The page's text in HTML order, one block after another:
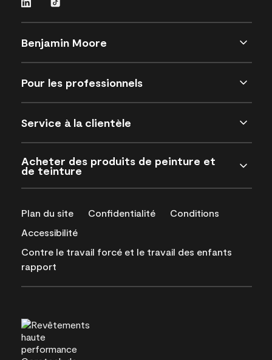
Benjamin Moore
Pour les professionnels
Service à la clientèle
Acheter des produits de peinture et
de teinture
Plan du site Confidentialité
Conditions
Accessibilité
Contre le travail forcé et le travail des enfants
rapport